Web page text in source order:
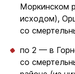
Моркинском
исходом),
со
по 2 — в
со